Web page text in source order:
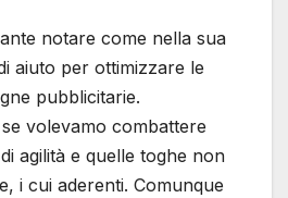
notare come nella sua
aiuto per ottimizzare le
pubblicitarie.
volevamo combattere
agilità e quelle toghe non
i cui aderenti. Comunque